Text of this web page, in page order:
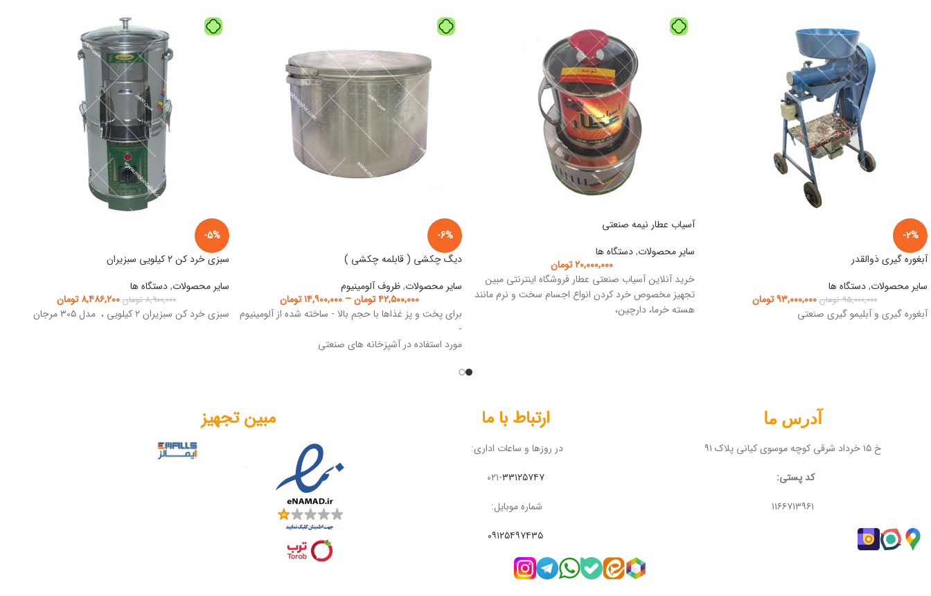
-2%
آبغوره گیری ذوالقدر
سایر محصولات,دستگاه ها
۹۵,۰۰۰,۰۰۰ تومان ۹۳,۰۰۰,۰۰۰تومان
آبغوره گیری و آبلیمو گیری صنعتی
آسیاب عطار نیمه صنعتی
سایر محصولات,دستگاه ها
۲۰,۰۰۰,۰۰۰تومان
خرید آنلاین آسیاب صنعتی عطار فروشگاه اینترنتی مبین
تجهیز مخصوص خرد کردن انواع اجسام سخت و نرم مانند
هسته خرما، دارچین،
-6%
دیگ چکشی ( قابلمه چکشی )
سایر محصولات,ظروف آلومینیوم
۴۲,۵۰۰,۰۰۰ تومان – ۱۴,۹۰۰,۰۰۰ تومان
برای پخت و پز غذاها با حجم بالا - ساخته شده از آلومینیوم
-
مورد استفاده در آشپزخانه های صنعتی
-5%
سبزی خرد کن ۲ کیلویی سبزیران
سایر محصولات,دستگاه ها
۸,۹۰۰,۰۰۰ تومان ۸,۴۸۶,۲۰۰ تومان
سبزی خرد کن سبزیران ۲ کیلویی ، مدل ۳۰۵ مرجان
آدرس ما
خ ۱۵ خرداد شرقی کوچه موسوی کیانی پلاک ۹۱
کد پستی:
۱۱۶۶۷۱۳۹۶۱
ارتباط با ما
در روزها و ساعات اداری:
۰۲۱-۳۳۱۲۵۷۴۷
شماره موبایل:
۰۹۱۲۵۴۹۷۴۳۵
مبین تجهیز